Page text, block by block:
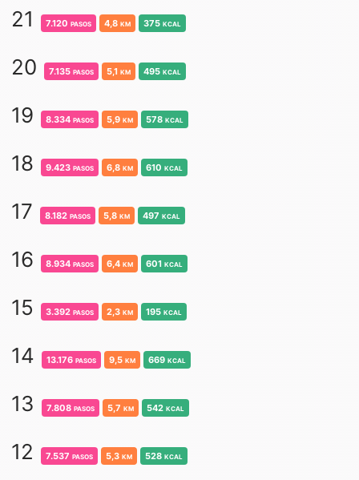
21 7.120 pasos 4,8 km 375 kcal
20 7.135 pasos 5,1 km 495 kcal
19 8.334 pasos 5,9 km 578 kcal
18 9.423 pasos 6,8 km 610 kcal
17 8.182 pasos 5,8 km 497 kcal
16 8.934 pasos 6,4 km 601 kcal
15 3.392 pasos 2,3 km 195 kcal
14 13.176 pasos 9,5 km 669 kcal
13 7.808 pasos 5,7 km 542 kcal
12 7.537 pasos 5,3 km 528 kcal